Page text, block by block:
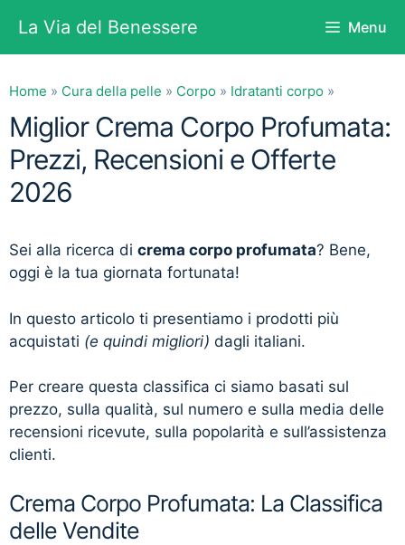
contenuto
La Via del Benessere Menu
Home » Cura della pelle » Corpo » Idratanti corpo »
Miglior Crema Corpo Profumata:
Prezzi, Recensioni e Offerte
2026
Sei alla ricerca di crema corpo profumata? Bene,
oggi è la tua giornata fortunata!
In questo articolo ti presentiamo i prodotti più
acquistati (e quindi migliori) dagli italiani.
Per creare questa classifica ci siamo basati sul
prezzo, sulla qualità, sul numero e sulla media delle
recensioni ricevute, sulla popolarità e sull’assistenza
clienti.
Crema Corpo Profumata: La Classifica
delle Vendite